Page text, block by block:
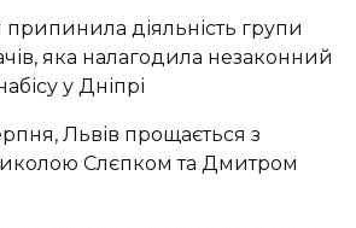
припинила діяльність групи
яка налагодила незаконний
у Дніпрі
Львів прощається з
Слєпком та Дмитром